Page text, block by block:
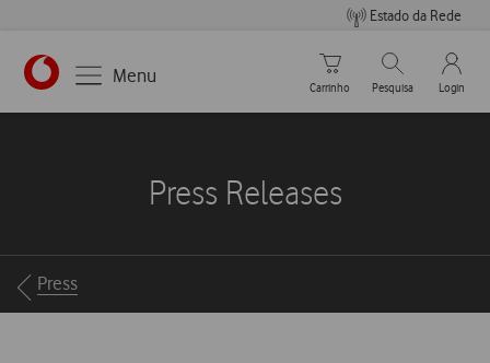
Estado da Rede
https://www.vodafone.pt
Menu
Carrinho de compras
Carrinho
Pesquisar
Pesquisa
My
Login
Press Releases
Breadcrumbs
Press